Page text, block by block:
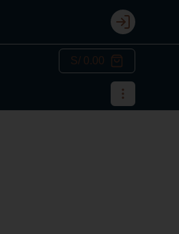
Login
S/ 0.00